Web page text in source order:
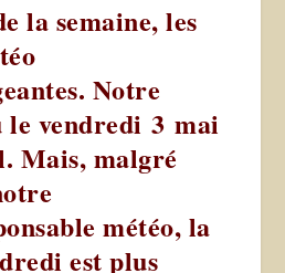
la semaine, les
Notre
vendredi 3 mai
Mais, malgré
météo, la
est plus